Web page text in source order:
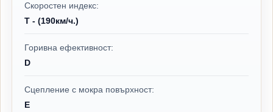
Скоростен индекс:
T - (190км/ч.)
Горивна ефективност:
D
Сцепление с мокра повърхност:
E